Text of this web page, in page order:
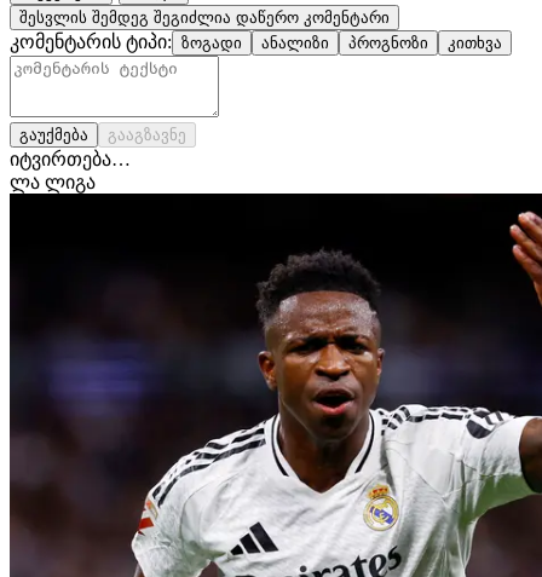
შესვლის შემდეგ შეგიძლია დაწერო კომენტარი
კომენტარის ტიპი: ზოგადი ანალიზი პროგნოზი კითხვა
გაუქმება გააგზავნე
იტვირთება…
ლა ლიგა